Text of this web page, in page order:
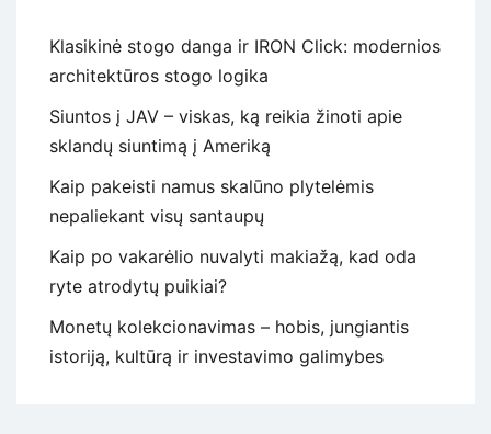
Klasikinė stogo danga ir IRON Click: modernios
architektūros stogo logika
Siuntos į JAV – viskas, ką reikia žinoti apie
sklandų siuntimą į Ameriką
Kaip pakeisti namus skalūno plytelėmis
nepaliekant visų santaupų
Kaip po vakarėlio nuvalyti makiažą, kad oda
ryte atrodytų puikiai?
Monetų kolekcionavimas – hobis, jungiantis
istoriją, kultūrą ir investavimo galimybes